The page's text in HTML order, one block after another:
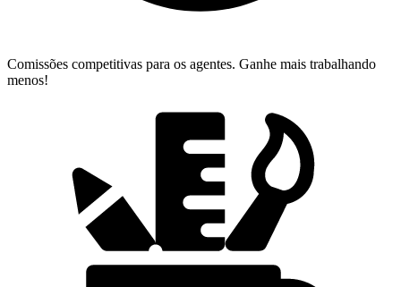
Comissões competitivas para os agentes. Ganhe mais trabalhando
menos!